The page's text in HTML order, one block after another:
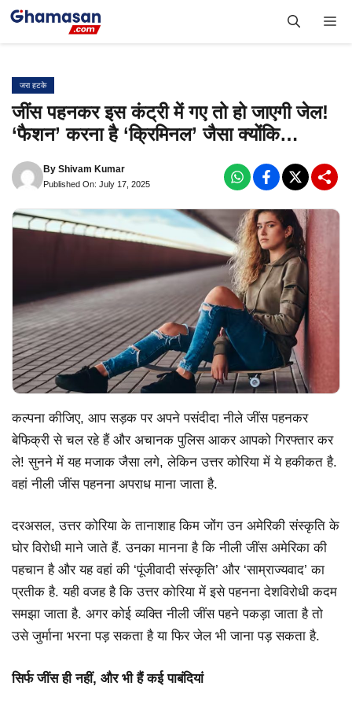
Skip
जरा हटके
जींस पहनकर इस कंट्री में गए तो हो जाएगी जेल!
‘फैशन’ करना है ‘क्रिमिनल’ जैसा क्योंकि…
By Shivam Kumar
Published On: July 17, 2025
कल्पना कीजिए, आप सड़क पर अपने पसंदीदा नीले जींस पहनकर
बेफिक्री से चल रहे हैं और अचानक पुलिस आकर आपको गिरफ्तार कर
ले! सुनने में यह मजाक जैसा लगे, लेकिन उत्तर कोरिया में ये हकीकत है.
वहां नीली जींस पहनना अपराध माना जाता है.
दरअसल, उत्तर कोरिया के तानाशाह किम जोंग उन अमेरिकी संस्कृति के
घोर विरोधी माने जाते हैं. उनका मानना है कि नीली जींस अमेरिका की
पहचान है और यह वहां की ‘पूंजीवादी संस्कृति’ और ‘साम्राज्यवाद’ का
प्रतीक है. यही वजह है कि उत्तर कोरिया में इसे पहनना देशविरोधी कदम
समझा जाता है. अगर कोई व्यक्ति नीली जींस पहने पकड़ा जाता है तो
उसे जुर्माना भरना पड़ सकता है या फिर जेल भी जाना पड़ सकता है.
सिर्फ जींस ही नहीं, और भी हैं कई पाबंदियां